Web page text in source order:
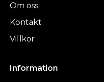
Om oss
Kontakt
Villkor
Information